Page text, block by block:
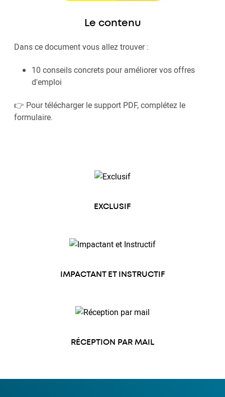
Le contenu
Dans ce document vous allez trouver :
10 conseils concrets pour améliorer vos offres
d'emploi
👉 Pour télécharger le support PDF, complétez le
formulaire.
EXCLUSIF
IMPACTANT ET INSTRUCTIF
RÉCEPTION PAR MAIL